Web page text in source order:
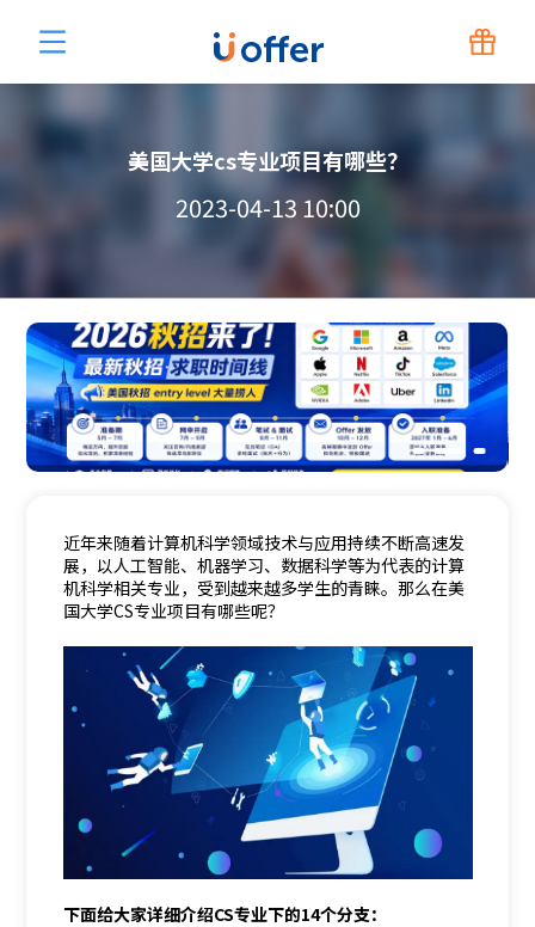
美国大学cs专业项目有哪些？
2023-04-13 10:00
近年来随着计算机科学领域技术与应用持续不断高速发
展，以人工智能、机器学习、数据科学等为代表的计算
机科学相关专业，受到越来越多学生的青睐。那么在美
国大学CS专业项目有哪些呢？
下面给大家详细介绍CS专业下的14个分支：